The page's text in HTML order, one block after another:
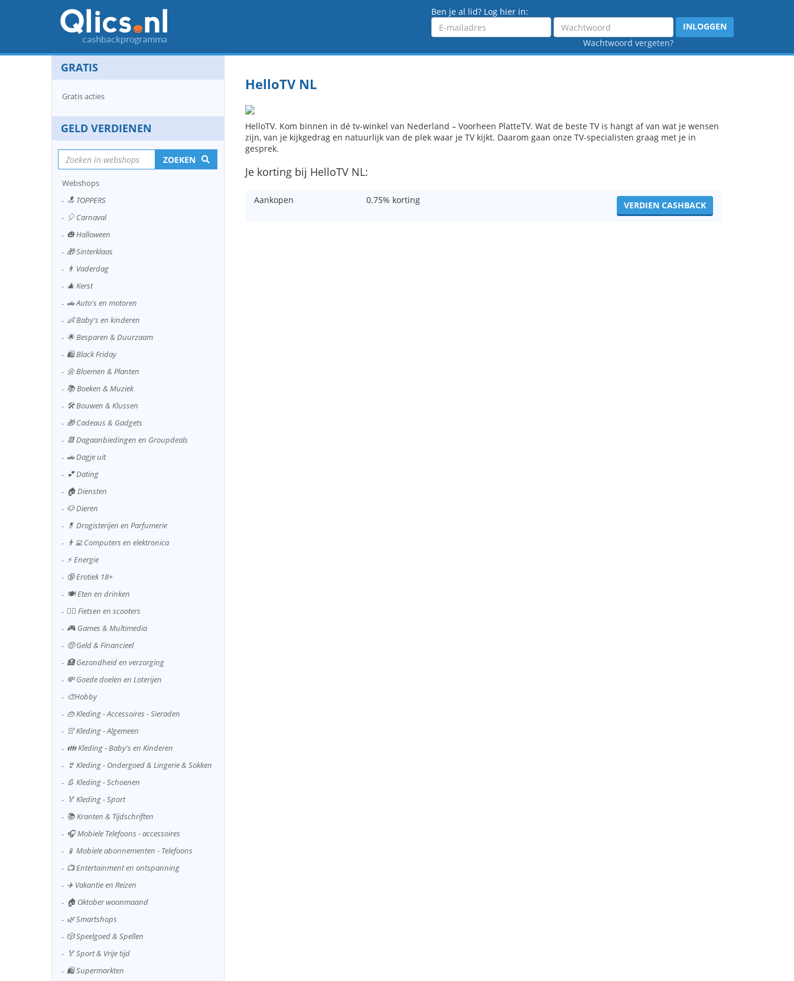
Ben je al lid? Log hier in:
Emailadres
Wachtwoord
Wachtwoord vergeten?
INLOGGEN
HelloTV NL
HelloTV. Kom binnen in dé tv-winkel van Nederland – Voorheen PlatteTV. Wat de beste TV is hangt af van wat je wensen
zijn, van je kijkgedrag en natuurlijk van de plek waar je TV kijkt. Daarom gaan onze TV-specialisten graag met je in
gesprek.
Je korting bij HelloTV NL:
Aankopen 0.75% korting VERDIEN CASHBACK
GRATIS
Gratis acties
GELD VERDIENEN
ZOEKEN
Webshops
🔝 TOPPERS
🎈 Carnaval
🎃 Halloween
🎁 Sinterklaas
👨 Vaderdag
🎄 Kerst
🚗 Auto's en motoren
👶 Baby's en kinderen
🌟 Besparen & Duurzaam
🛍️ Black Friday
🌼 Bloemen & Planten
📚 Boeken & Muziek
🛠️ Bouwen & Klussen
🎁 Cadeaus & Gadgets
📆 Dagaanbiedingen en Groupdeals
🚗 Dagje uit
💕 Dating
🏠 Diensten
🐶 Dieren
💊 Drogisterijen en Parfumerie
👨‍💻 Computers en elektronica
⚡ Energie
🔞 Erotiek 18+
🍽️ Eten en drinken
🚴‍♂️ Fietsen en scooters
🎮 Games & Multimedia
🤑 Geld & Financieel
🏥 Gezondheid en verzorging
💸 Goede doelen en Loterijen
🎨Hobby
👜 Kleding - Accessoires - Sieraden
👚 Kleding - Algemeen
👪 Kleding - Baby's en Kinderen
👙 Kleding - Ondergoed & Lingerie & Sokken
👢 Kleding - Schoenen
🏅 Kleding - Sport
📚 Kranten & Tijdschriften
🎧 Mobiele Telefoons - accessoires
📱 Mobiele abonnementen - Telefoons
📺 Entertainment en ontspanning
✈️ Vakantie en Reizen
🏠 Oktober woonmaand
🌿 Smartshops
🎲 Speelgoed & Spellen
🏅 Sport & Vrije tijd
🛍️ Supermarkten